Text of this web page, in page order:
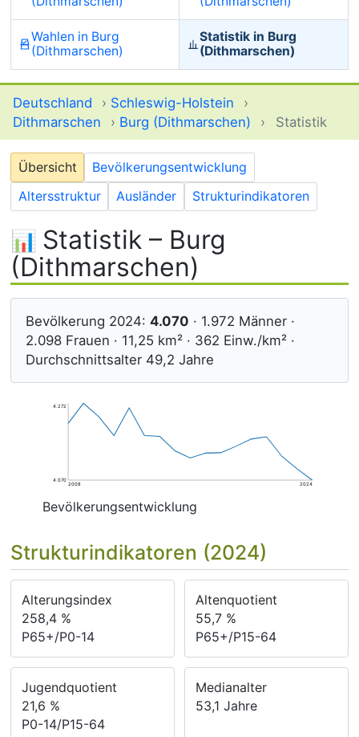
Wahlen in Burg
(Dithmarschen)
Statistik in Burg
(Dithmarschen)
Deutschland › Schleswig-Holstein
›
Dithmarschen
› Burg (Dithmarschen) › Statistik
Übersicht
Bevölkerungsentwicklung
Altersstruktur
Ausländer Strukturindikatoren
Statistik – Burg
(Dithmarschen)
Bevölkerung 2024:4.070 · 1.972 Männer ·
2.098 Frauen · 11,25 km² · 362 Einw./km² ·
Durchschnittsalter 49,2 Jahre
4.070
4.272
2008 2024
Bevölkerungsentwicklung
Strukturindikatoren (2024)
Alterungsindex
258,4 %
P65+/P0-14
Altenquotient
55,7 %
P65+/P15-64
Jugendquotient
21,6 %
P0-14/P15-64
Medianalter
53,1 Jahre